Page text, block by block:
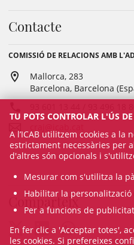
Contacte
COMISSIÓ DE RELACIONS AMB
Mallorca, 283
Barcelona, Barcelona
Comparteix
TU POTS CONTROLAR L'ÚS
A l’ICAB utilitzem cookies a la
estrictament necessàries per
d'altres són opcionals i
Mesurar com s'utilitza la
Habilitar la
Per a funcions de
En fer clic a 'Acceptar totes',
les cookies. Si prefereixes